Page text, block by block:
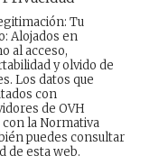
Tu
Alojados en
al acceso,
y olvido de
Los datos que
con
de OVH
con la Normativa
puedes consultar
de esta web.